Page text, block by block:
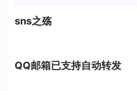
sns之殇
QQ邮箱已支持自动转发